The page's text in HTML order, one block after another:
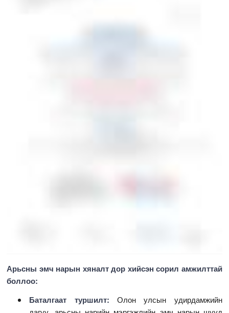
Арьсны эмч нарын хяналт дор хийсэн сорил амжилттай
боллоо:
Баталгаат туршилт: Олон улсын удирдамжийн